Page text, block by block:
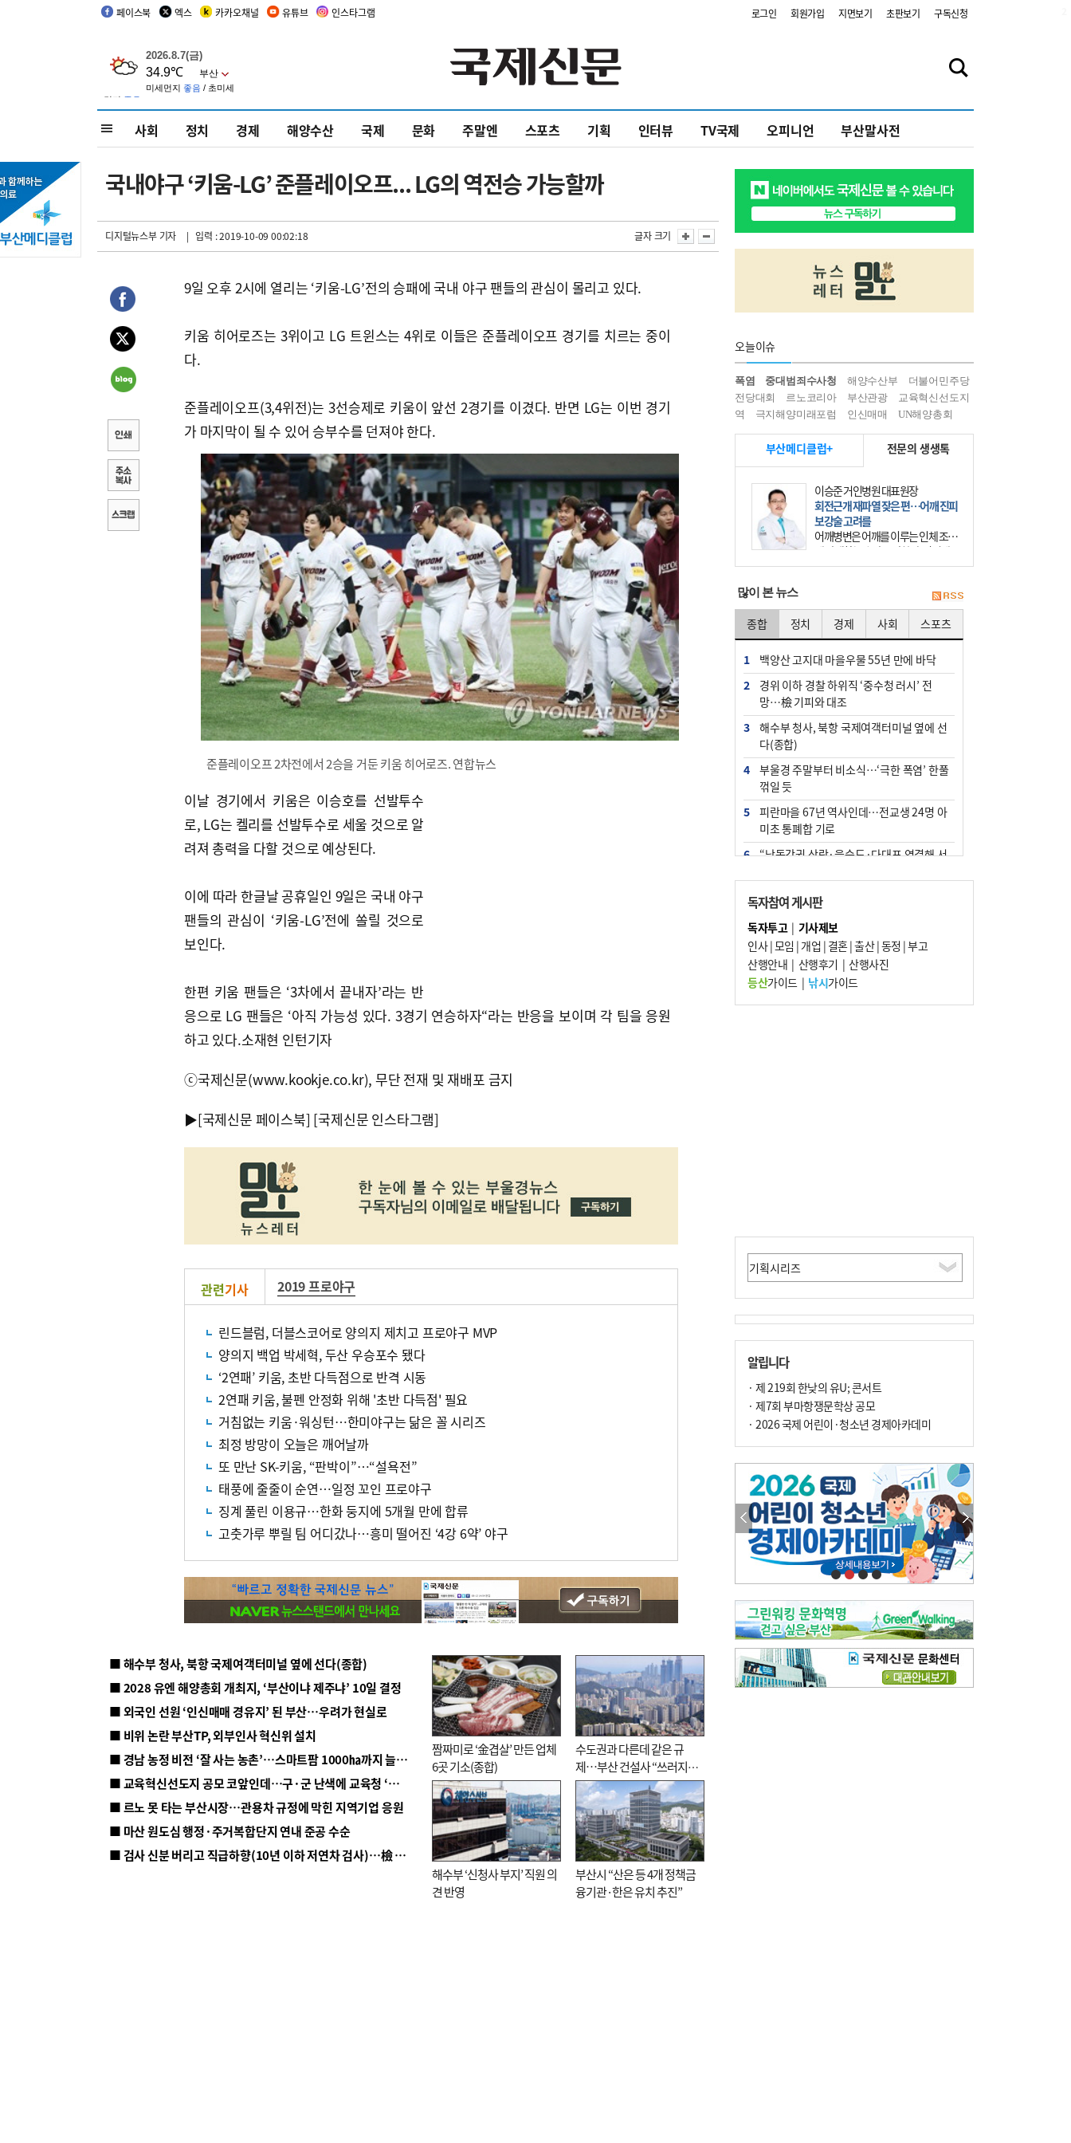
페이스북 엑스 카카오채널 유튜브 인스타그램 로그인 회원가입 지면보기 초판보기 구독신청
사회 정치 경제 해양수산 국제 문화 주말엔 스포츠 기획 인터뷰 TV국제 오피니언 부산말사전
국내야구 ‘키움-LG’ 준플레이오프... LG의 역전승 가능할까
디지털뉴스부 기자 | 입력 : 2019-10-09 00:02:18 글자 크기
9일 오후 2시에 열리는 ‘키움-LG’전의 승패에 국내 야구 팬들의 관심이 몰리고 있다.
키움 히어로즈는 3위이고 LG 트윈스는 4위로 이들은 준플레이오프 경기를 치르는 중이
다.
준플레이오프(3,4위전)는 3선승제로 키움이 앞선 2경기를 이겼다. 반면 LG는 이번 경기
가 마지막이 될 수 있어 승부수를 던져야 한다.
준플레이오프 2차전에서 2승을 거둔 키움 히어로즈. 연합뉴스
이날 경기에서 키움은 이승호를 선발투수
로, LG는 켈리를 선발투수로 세울 것으로 알
려져 총력을 다할 것으로 예상된다.
이에 따라 한글날 공휴일인 9일은 국내 야구
팬들의 관심이 ‘키움-LG’전에 쏠릴 것으로
보인다.
한편 키움 팬들은 ‘3차에서 끝내자’라는 반
응으로 LG 팬들은 ‘아직 가능성 있다. 3경기 연승하자“라는 반응을 보이며 각 팀을 응원
하고 있다.소재현 인턴기자
ⓒ국제신문(www.kookje.co.kr), 무단 전재 및 재배포 금지
▶[국제신문 페이스북] [국제신문 인스타그램]
관련기사 2019 프로야구
린드블럼, 더블스코어로 양의지 제치고 프로야구 MVP
양의지 백업 박세혁, 두산 우승포수 됐다
‘2연패’ 키움, 초반 다득점으로 반격 시동
2연패 키움, 불펜 안정화 위해 '초반 다득점' 필요
거침없는 키움·워싱턴…한미야구는 닮은 꼴 시리즈
최정 방망이 오늘은 깨어날까
또 만난 SK-키움, “판박이”…“설욕전”
태풍에 줄줄이 순연…일정 꼬인 프로야구
징계 풀린 이용규…한화 둥지에 5개월 만에 합류
고춧가루 뿌릴 팀 어디갔나…흥미 떨어진 ‘4강 6약’ 야구
■ 해수부 청사, 북항 국제여객터미널 옆에 선다(종합)
■ 2028 유엔 해양총회 개최지, ‘부산이냐 제주냐’ 10일 결정
■ 외국인 선원 ‘인신매매 경유지’ 된 부산…우려가 현실로
■ 비위 논란 부산TP, 외부인사 혁신위 설치
■ 경남 농정 비전 ‘잘 사는 농촌’…스마트팜 1000㏊까지 늘린다
■ 교육혁신선도지 공모 코앞인데…구·군 난색에 교육청 ‘쩔쩔’
■ 르노 못 타는 부산시장…관용차 규정에 막힌 지역기업 응원
■ 마산 원도심 행정·주거복합단지 연내 준공 수순
■ 검사 신분 버리고 직급하향(10년 이하 저연차 검사)…檢 중수청행 기피
짬짜미로 ‘金겹살’ 만든 업체
6곳 기소(종합)
수도권과 다른데 같은 규
제…부산 건설사 “쓰러지기
직전”
해수부 ‘신청사 부지’ 직원 의
견 반영
부산시 “산은 등 4개 정책금
융기관·한은 유치 추진”
오늘이슈
폭염 중대범죄수사청 해양수산부
더불어민주당
전당대회
르노코리아 부산관광
교육혁신선도지
역
극지해양미래포럼 인신매매 UN해양총회
부산메디클럽+ 전문의 생생톡
이승준 거인병원 대표원장
회전근개 재파열 잦은 편…어깨 진피
보강술 고려를
어깨병변은 어깨를 이루는 인체 조직
에 발생하는 손상을 말한다. 여기에
는 오십견과 회전근개 증후군, 어깨
많이 본 뉴스
종합 정치 경제 사회 스포츠
1
백양산 고지대 마을우물 55년 만에 바닥
2
경위 이하 경찰 하위직 ‘중수청 러시’ 전
망…檢 기피와 대조
3
해수부 청사, 북항 국제여객터미널 옆에 선
다(종합)
4
부울경 주말부터 비소식…‘극한 폭염’ 한풀
꺾일 듯
5
피란마을 67년 역사인데…전교생 24명 아
미초 통폐합 기로
6
“낙동강권 삼락·을숙도·다대포 연결해 서
7
오늘의 날씨- 2026년 8월 7일
8
[사설] 해수부 신청사 북항으로 확정, 해양
수도 도약의 전환점
9
외국인 선원 ‘인신매매 경유지’ 된 부산…
우려가 현실로
10 르노 못 타는 부산시장…관용차 규정에 막
독자참여 게시판
독자투고| 기사제보
인사|모임 | 개업 | 결혼|출산|동정 |부고
산행안내 | 산행후기 | 산행사진
등산가이드| 낚시가이드
알립니다
· 제 219회 한낮의 유U; 콘서트
· 제7회 부마항쟁문학상 공모
· 2026 국제 어린이·청소년 경제아카데미